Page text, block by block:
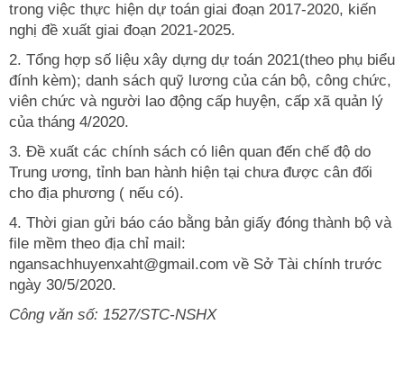
trong việc thực hiện dự toán giai đoạn 2017-2020, kiến
nghị đề xuất giai đoạn 2021-2025.
2. Tổng hợp số liệu xây dựng dự toán 2021(theo phụ biểu
đính kèm); danh sách quỹ lương của cán bộ, công chức,
viên chức và người lao động cấp huyện, cấp xã quản lý
của tháng 4/2020.
3. Đề xuất các chính sách có liên quan đến chế độ do
Trung ương, tỉnh ban hành hiện tại chưa được cân đối
cho địa phương ( nếu có).
4. Thời gian gửi báo cáo bằng bản giấy đóng thành bộ và
file mềm theo địa chỉ mail:
ngansachhuyenxaht@gmail.com về Sở Tài chính trước
ngày 30/5/2020.
Công văn số: 1527/STC-NSHX